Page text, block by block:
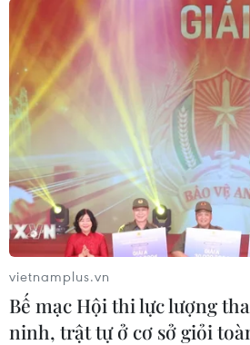
Ngày 12/2 vừa qua, một quan
Mỹ cho biết Washington
“tiến thoái lưỡng nan” khi mà
đến gần nhưng Taliban không
chấm dứt bạo lực./.
vietnamplus.vn
Bế mạc Hội thi lực lượng
ninh, trật tự ở cơ sở giỏi